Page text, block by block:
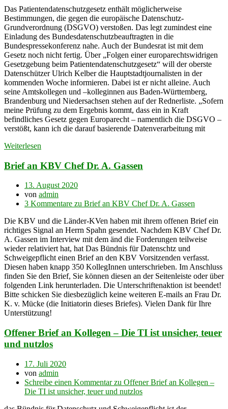
Das Patientendatenschutzgesetz enthält möglicherweise
Bestimmungen, die gegen die europäische Datenschutz-
Grundverordnung (DSGVO) verstoßen. Das legt zumindest eine
Einladung des Bundesdatenschutzbeauftragten in die
Bundespressekonferenz nahe. Auch der Bundesrat ist mit dem
Gesetz noch nicht fertig. Über „Folgen einer europarechtswidrigen
Gesetzgebung beim Patientendatenschutzgesetz“ will der oberste
Datenschützer Ulrich Kelber die Hauptstadtjournalisten in der
kommenden Woche informieren. Dabei ist er nicht alleine. Auch
seine Amtskollegen und –kolleginnen aus Baden-Württemberg,
Brandenburg und Niedersachsen stehen auf der Rednerliste. „Sofern
meine Prüfung zu dem Ergebnis kommt, dass ein in Kraft
befindliches Gesetz gegen Europarecht – namentlich die DSGVO –
verstößt, kann ich die darauf basierende Datenverarbeitung mit
Weiterlesen
Brief an KBV Chef Dr. A. Gassen
13. August 2020
von admin
3 Kommentare zu Brief an KBV Chef Dr. A. Gassen
Die KBV und die Länder-KVen haben mit ihrem offenen Brief ein
richtiges Signal an Herrn Spahn gesendet. Nachdem KBV Chef Dr.
A. Gassen im Interview mit dem änd die Forderungen teilweise
wieder relativiert hat, hat Das Bündnis für Datenschtz und
Schweigepflicht einen Brief an den KBV Vorsitzenden verfasst.
Diesen haben knapp 350 KollegInnen unterschrieben. Im Anschluss
finden Sie den Brief, Sie können diesen an der Seitenleiste oder über
folgenden Link herunterladen. Die Unterschriftenaktion ist beendet!
Bitte schicken Sie diesbezüglich keine weiteren E-mails an Frau Dr.
K. v. Mücke (die Initiatorin dieses Briefes). Vielen Dank für Ihre
Unterstützung!
Offener Brief an Kollegen – Die TI ist unsicher, teuer
und nutzlos
17. Juli 2020
von admin
Schreibe einen Kommentarzu Offener Brief an Kollegen –
Die TI ist unsicher, teuer und nutzlos